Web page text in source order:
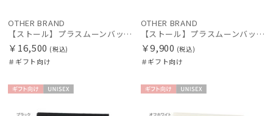
OTHER BRAND
【ストール】プラスムーンバット (+moonbat) カシミヤ100％無地ストール 50*190
￥16,500 (税込)
＃ギフト向け
OTHER BRAND
【ストール】プラスムーンバット (+moonbat) カシミヤ100％無地ストール 30*190
￥9,900 (税込)
＃ギフト向け
向け
X
向け
X